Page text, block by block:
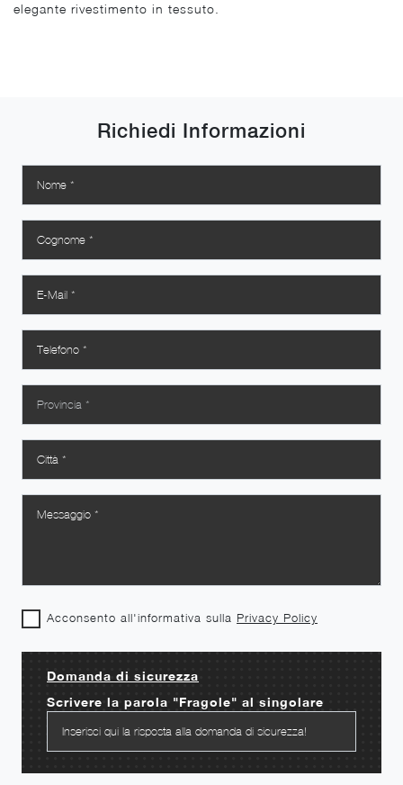
elegante rivestimento in tessuto.
Richiedi Informazioni
Acconsento all'informativa sulla Privacy Policy
Domanda di sicurezza
Scrivere la parola "Fragole" al singolare